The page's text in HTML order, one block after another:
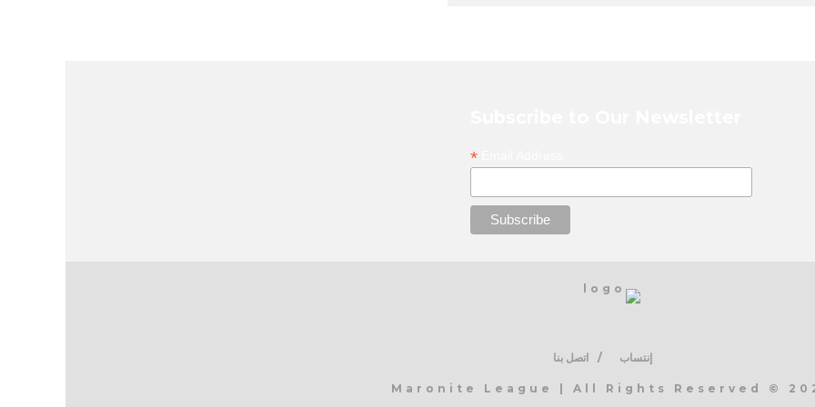
*
إنتساب اتصل بنا
2025 © Maronite League |